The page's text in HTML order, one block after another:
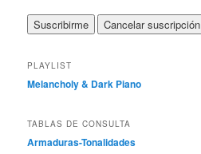
PLAYLIST
Melancholy & Dark Piano
TABLAS DE CONSULTA
Armaduras-Tonalidades